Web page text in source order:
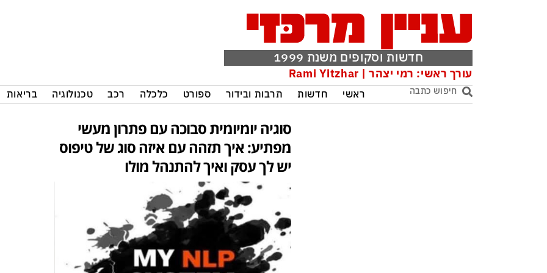
חדשות וסקופים משנת 1999
עורך ראשי: רמי יצהר | Rami Yitzhar
ראשי חדשות תרבות ובידור ספורט כלכלה רכב טכנולוגיה בריאות
סוגיה יומיומית סבוכה עם פתרון מעשי
מפתיע: איך תזהה עם איזה סוג של טיפוס
יש לך עסק ואיך להתנהל מולו